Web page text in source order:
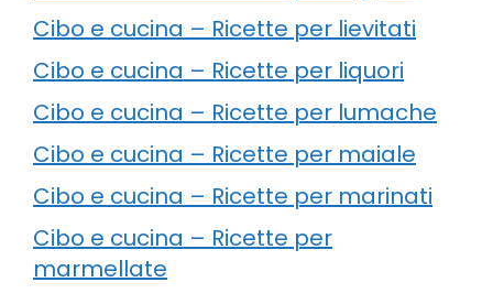
Cibo e cucina – Ricette per lievitati
Cibo e cucina – Ricette per liquori
Cibo e cucina – Ricette per lumache
Cibo e cucina – Ricette per maiale
Cibo e cucina – Ricette per marinati
Cibo e cucina – Ricette per
marmellate